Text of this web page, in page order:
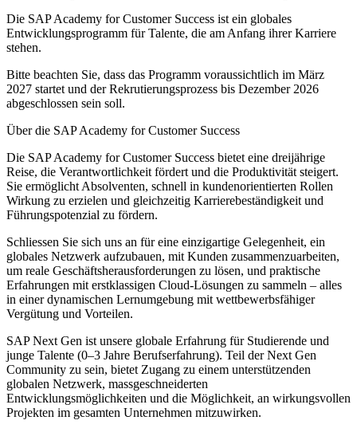
Die SAP Academy for Customer Success ist ein globales
Entwicklungsprogramm für Talente, die am Anfang ihrer Karriere
stehen.
Bitte beachten Sie, dass das Programm voraussichtlich im März
2027 startet und der Rekrutierungsprozess bis Dezember 2026
abgeschlossen sein soll.
Über die SAP Academy for Customer Success
Die SAP Academy for Customer Success bietet eine dreijährige
Reise, die Verantwortlichkeit fördert und die Produktivität steigert.
Sie ermöglicht Absolventen, schnell in kundenorientierten Rollen
Wirkung zu erzielen und gleichzeitig Karrierebeständigkeit und
Führungspotenzial zu fördern.
Schliessen Sie sich uns an für eine einzigartige Gelegenheit, ein
globales Netzwerk aufzubauen, mit Kunden zusammenzuarbeiten,
um reale Geschäftsherausforderungen zu lösen, und praktische
Erfahrungen mit erstklassigen Cloud-Lösungen zu sammeln – alles
in einer dynamischen Lernumgebung mit wettbewerbsfähiger
Vergütung und Vorteilen.
SAP Next Gen ist unsere globale Erfahrung für Studierende und
junge Talente (0–3 Jahre Berufserfahrung). Teil der Next Gen
Community zu sein, bietet Zugang zu einem unterstützenden
globalen Netzwerk, massgeschneiderten
Entwicklungsmöglichkeiten und die Möglichkeit, an wirkungsvollen
Projekten im gesamten Unternehmen mitzuwirken.